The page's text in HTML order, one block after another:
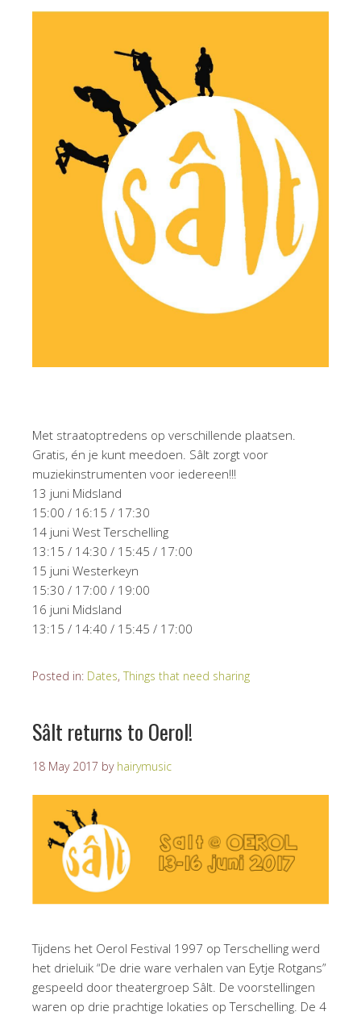
Met straatoptredens op verschillende plaatsen.
Gratis, én je kunt meedoen. Sâlt zorgt voor
muziekinstrumenten voor iedereen!!!
13 juni Midsland
15:00 / 16:15 / 17:30
14 juni West Terschelling
13:15 / 14:30 / 15:45 / 17:00
15 juni Westerkeyn
15:30 / 17:00 / 19:00
16 juni Midsland
13:15 / 14:40 / 15:45 / 17:00
Posted in: Dates, Things that need sharing
Sâlt returns to Oerol!
18 May 2017 by hairymusic
Tijdens het Oerol Festival 1997 op Terschelling werd
het drieluik “De drie ware verhalen van Eytje Rotgans”
gespeeld door theatergroep Sâlt. De voorstellingen
waren op drie prachtige lokaties op Terschelling. De 4